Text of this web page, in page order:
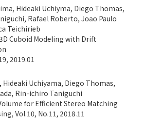
Hideaki Uchiyma, Diego Thomas,
Rafael Roberto, Joao Paulo
Teichirieb
Cuboid Modeling with Drift
2019.01
Hideaki Uchiyama, Diego Thomas,
Rin-ichiro Taniguchi
for Efficient Stereo Matching
Vol.10, No.11, 2018.11